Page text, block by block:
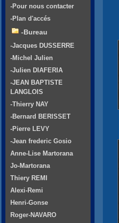
-Pour nous contacter
-Plan d'accés
-Bureau
-Jacques DUSSERRE
-Michel Julien
-Julien DIAFERIA
-JEAN BAPTISTE
LANGLOIS
-Thierry NAY
-Bernard BERISSET
-Pierre LEVY
-Jean frederic Gosio
Anne-Lise Martorana
Jo-Martorana
Thiery REMI
Alexi-Remi
Henri-Gonse
Roger-NAVARO